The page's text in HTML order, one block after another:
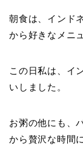
朝食は、インド
から好きなメニ
この日私は、イ
いしました。
お粥の他にも、
から贅沢な時間